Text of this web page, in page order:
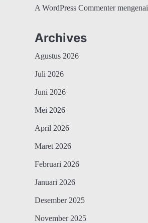
A WordPress Commentermengenai
Archives
Agustus 2026
Juli 2026
Juni 2026
Mei 2026
April 2026
Maret 2026
Februari 2026
Januari 2026
Desember 2025
November 2025